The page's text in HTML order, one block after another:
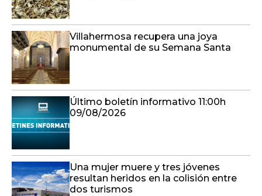
Villahermosa recupera una joya
monumental de su Semana Santa
Último boletín informativo 11:00h
09/08/2026
Una mujer muere y tres jóvenes
resultan heridos en la colisión entre
dos turismos